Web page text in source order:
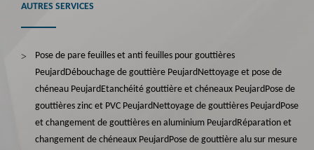
AUTRES SERVICES
Pose de pare feuilles et anti feuilles pour gouttières
Peujard Débouchage de gouttière Peujard Nettoyage et pose de
chéneau Peujard Etanchéité gouttière et chéneaux Peujard Pose de
gouttières zinc et PVC Peujard Nettoyage de gouttières Peujard Pose
et changement de gouttières en aluminium Peujard Réparation et
changement de chéneaux Peujard Pose de gouttière alu sur mesure